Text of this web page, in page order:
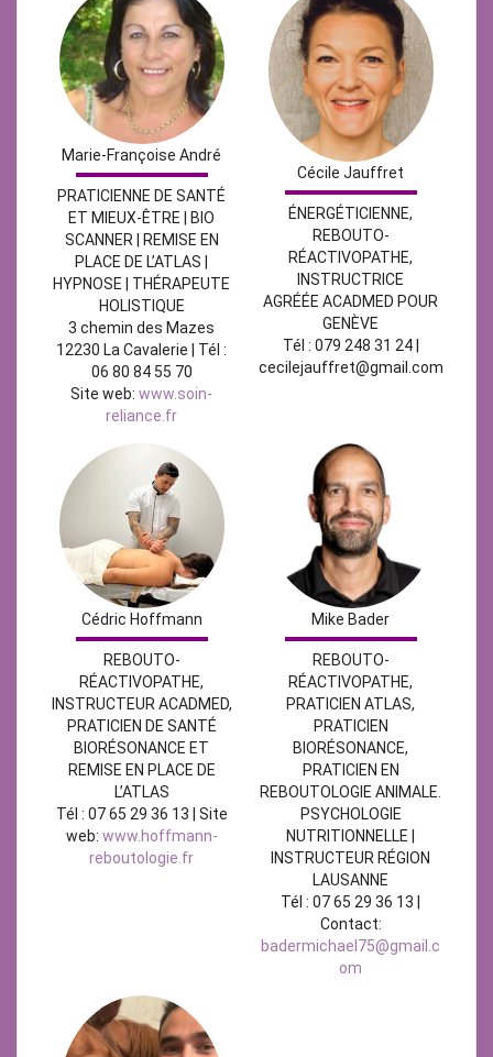
Marie-Françoise André
PRATICIENNE DE SANTÉ
ET MIEUX-ÊTRE | BIO
SCANNER | REMISE EN
PLACE DE L’ATLAS |
HYPNOSE | THÉRAPEUTE
HOLISTIQUE
3 chemin des Mazes
12230 La Cavalerie | Tél :
06 80 84 55 70
Site web:www.soin-
reliance.fr
Cécile Jauffret
ÉNERGÉTICIENNE,
REBOUTO-
RÉACTIVOPATHE,
INSTRUCTRICE
AGRÉÉE ACADMED POUR
GENÈVE
Tél : 079 248 31 24 |
cecilejauffret@gmail.com
Cédric Hoffmann
REBOUTO-
RÉACTIVOPATHE,
INSTRUCTEUR ACADMED,
PRATICIEN DE SANTÉ
BIORÉSONANCE ET
REMISE EN PLACE DE
L’ATLAS
Tél : 07 65 29 36 13 | Site
web: www.hoffmann-
reboutologie.fr
Mike Bader
REBOUTO-
RÉACTIVOPATHE,
PRATICIEN ATLAS,
PRATICIEN
BIORÉSONANCE,
PRATICIEN EN
REBOUTOLOGIE ANIMALE.
PSYCHOLOGIE
NUTRITIONNELLE |
INSTRUCTEUR RÉGION
LAUSANNE
Tél : 07 65 29 36 13 |
Contact:
badermichael75@gmail.c
om